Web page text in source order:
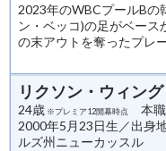
2023年のWBCプールBの
ン・ベッコ)の足がベー
の末アウトを奪ったプレ
リクソン・ウィン
24歳 ※プレミア12開幕時点
本
2000年5月23日生／出身
ルズ州ニューカッスル